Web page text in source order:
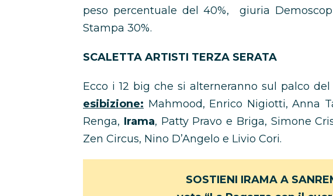
peso percentuale del 40%, giuria
Stampa 30%.
SCALETTA ARTISTI TERZA SERATA
Ecco i 12 big che si alterneranno sul palco
esibizione: Mahmood, Enrico Nigiotti, Anna
Renga, Irama, Patty Pravo e Briga, Simone
Zen Circus, Nino D’Angelo e Livio Cori.
SOSTIENI IRAMA A